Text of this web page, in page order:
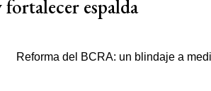
fortalecer espalda